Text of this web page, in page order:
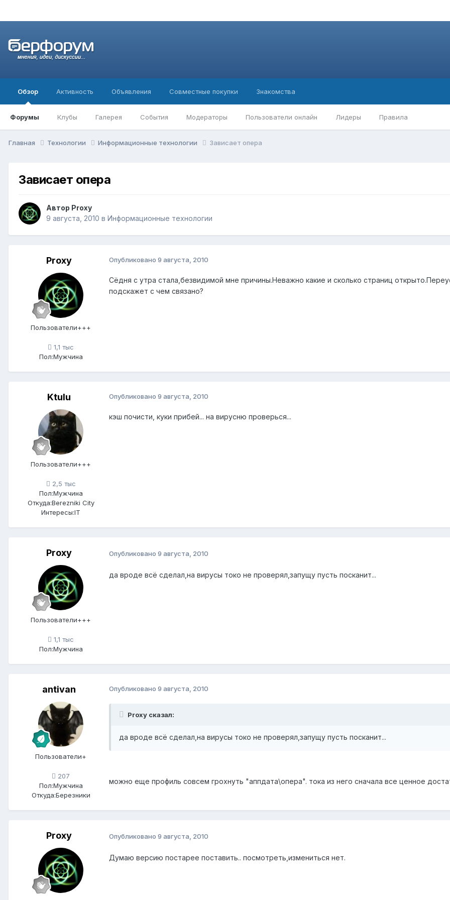
Обзор
Форумы Клубы Галерея События Модераторы Пользователи онлайн Лидеры Правила
Активность Объявления Совместные покупки Знакомства
Главная Технологии Информационные технологии Зависает опера
Зависает опера
Автор Proxy
9 августа, 2010 в Информационные технологии
Proxy
Пользователи+++
1,1 тыс
Пол:Мужчина
Опубликовано 9 августа, 2010
Сёдня с утра стала,безвидимой мне причины.Неважно какие и сколько страниц
подскажет с чем связано?
Ktulu
Пользователи+++
2,5 тыс
Пол:Мужчина
Откуда:Berezniki City
Интересы:IT
Опубликовано 9 августа, 2010
кэш почисти, куки прибей... на вирусню проверься...
Proxy
Пользователи+++
1,1 тыс
Пол:Мужчина
Опубликовано 9 августа, 2010
да вроде всё сделал,на вирусы токо не проверял,запущу пусть посканит...
antivan
Пользователи+
207
Пол:Мужчина
Откуда:Березники
Опубликовано 9 августа, 2010
Proxy сказал:
да вроде всё сделал,на вирусы токо не проверял,запущу пусть посканит...
можно еще профиль совсем грохнуть "аппдата\опера". тока из него сначала все ценное
Proxy Опубликовано 9 августа, 2010
Думаю версию постарее поставить.. посмотреть,измениться нет.